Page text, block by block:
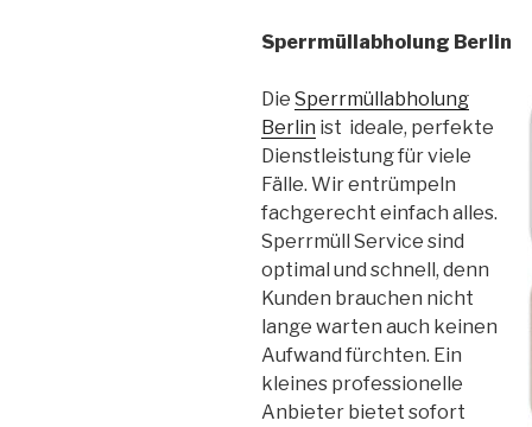
Sperrmüllabholung Berlin
Die Sperrmüllabholung
Berlin ist ideale, perfekte
Dienstleistung für viele
Fälle. Wir entrümpeln
fachgerecht einfach alles.
Sperrmüll Service sind
optimal und schnell, denn
Kunden brauchen nicht
lange warten auch keinen
Aufwand fürchten. Ein
kleines professionelle
Anbieter bietet sofort